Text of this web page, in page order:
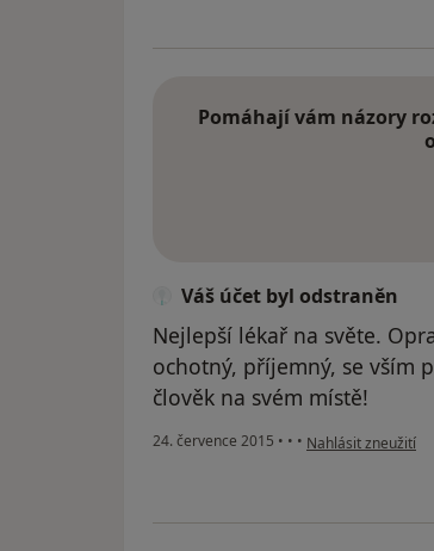
Pomáhají vám názory
Váš účet byl odstraněn
Nejlepší lékař na světe.
ochotný, příjemný, se vším
člověk na svém místě!
24. července 2015 • • • podle názoru
Nahlásit zneužití